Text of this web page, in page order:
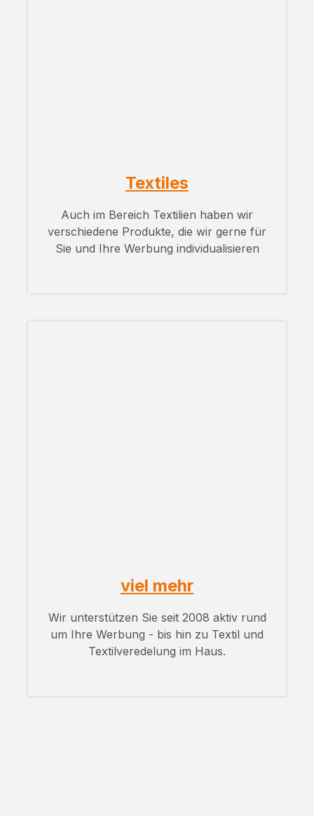
Textiles
Auch im Bereich Textilien haben wir
verschiedene Produkte, die wir gerne für
Sie und Ihre Werbung individualisieren
viel mehr
Wir unterstützen Sie seit 2008 aktiv rund
um Ihre Werbung - bis hin zu Textil und
Textilveredelung im Haus.